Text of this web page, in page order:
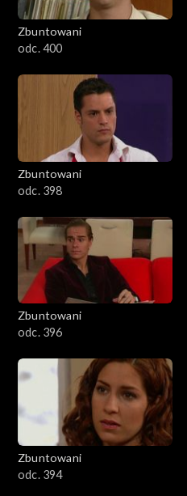
Zbuntowani
odc. 400
Zbuntowani
odc. 398
Zbuntowani
odc. 396
Zbuntowani
odc. 394